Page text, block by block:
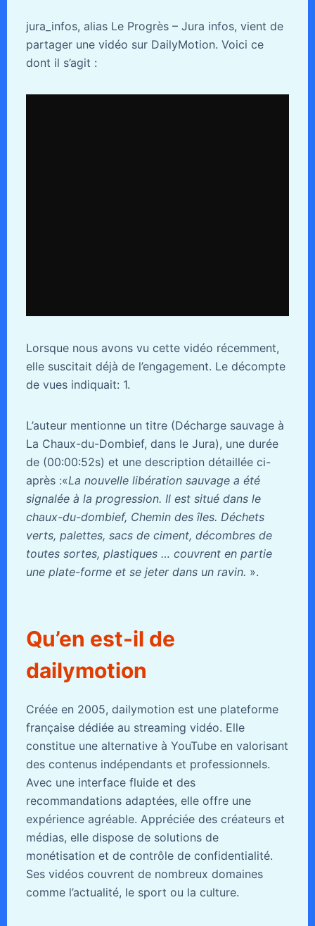
jura_infos, alias Le Progrès – Jura infos, vient de
partager une vidéo sur DailyMotion. Voici ce
dont il s’agit :
Lorsque nous avons vu cette vidéo récemment,
elle suscitait déjà de l’engagement. Le décompte
de vues indiquait: 1.
L’auteur mentionne un titre (Décharge sauvage à
La Chaux-du-Dombief, dans le Jura), une durée
de (00:00:52s) et une description détaillée ci-
après :«La nouvelle libération sauvage a été
signalée à la progression. Il est situé dans le
chaux-du-dombief, Chemin des îles. Déchets
verts, palettes, sacs de ciment, décombres de
toutes sortes, plastiques … couvrent en partie
une plate-forme et se jeter dans un ravin. ».
Qu’en est-il de
dailymotion
Créée en 2005, dailymotion est une plateforme
française dédiée au streaming vidéo. Elle
constitue une alternative à YouTube en valorisant
des contenus indépendants et professionnels.
Avec une interface fluide et des
recommandations adaptées, elle offre une
expérience agréable. Appréciée des créateurs et
médias, elle dispose de solutions de
monétisation et de contrôle de confidentialité.
Ses vidéos couvrent de nombreux domaines
comme l’actualité, le sport ou la culture.